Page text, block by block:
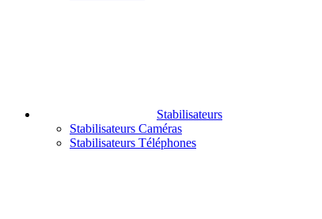
Stabilisateurs
Stabilisateurs Caméras
Stabilisateurs Téléphones